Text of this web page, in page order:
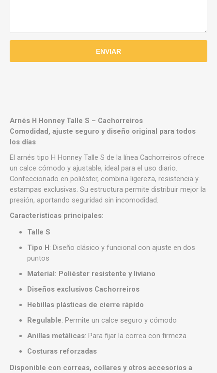
Arnés H Honney Talle S – Cachorreiros
Comodidad, ajuste seguro y diseño original para todos
los días
El arnés tipo H Honney Talle S de la línea Cachorreiros ofrece
un calce cómodo y ajustable, ideal para el uso diario.
Confeccionado en poliéster, combina ligereza, resistencia y
estampas exclusivas. Su estructura permite distribuir mejor la
presión, aportando seguridad sin incomodidad.
Características principales:
Talle S
Tipo H: Diseño clásico y funcional con ajuste en dos
puntos
Material: Poliéster resistente y liviano
Diseños exclusivos Cachorreiros
Hebillas plásticas de cierre rápido
Regulable: Permite un calce seguro y cómodo
Anillas metálicas: Para fijar la correa con firmeza
Costuras reforzadas
Disponible con correas, collares y otros accesorios a